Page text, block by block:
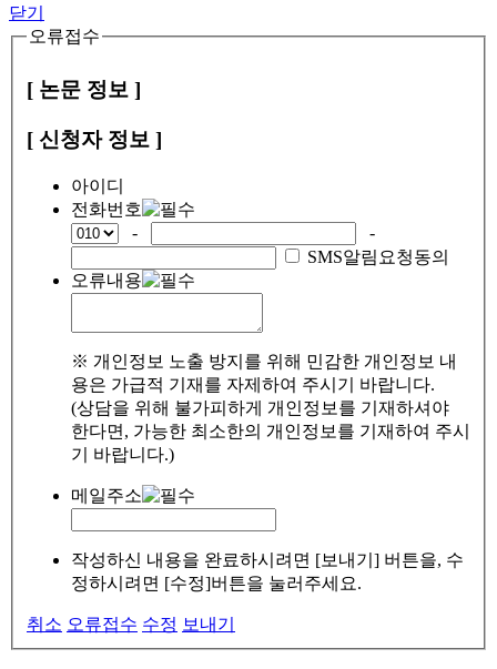
닫기
오류접수
[ 논문 정보 ]
[ 신청자 정보 ]
아이디
전화번호
-
-
SMS알림요청동의
오류내용
※ 개인정보 노출 방지를 위해 민감한 개인정보 내
용은 가급적 기재를 자제하여 주시기 바랍니다.
(상담을 위해 불가피하게 개인정보를 기재하셔야
한다면, 가능한 최소한의 개인정보를 기재하여 주시
기 바랍니다.)
메일주소
작성하신 내용을 완료하시려면 [보내기] 버튼을, 수
정하시려면 [수정]버튼을 눌러주세요.
취소 오류접수 수정 보내기